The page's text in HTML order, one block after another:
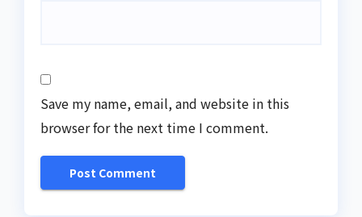
Save my name, email, and website in this
browser for the next time I comment.